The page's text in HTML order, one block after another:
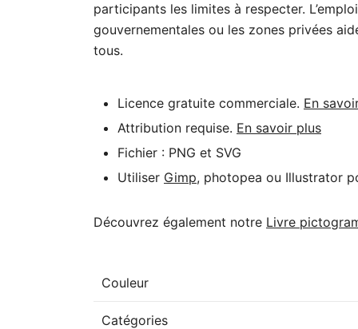
participants les limites à respecter.
gouvernementales ou les zones privées
tous.
Licence gratuite commerciale. En
Attribution requise. En savoir plus
Fichier : PNG et SVG
Utiliser Gimp, photopea ou Illustrator
Découvrez également notre Livre
Couleur
Catégories